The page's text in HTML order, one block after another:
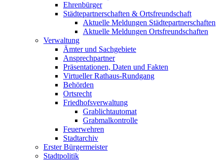
Ehrenbürger
Städtepartnerschaften & Ortsfreundschaft
Aktuelle Meldungen Städtepartnerschaften
Aktuelle Meldungen Ortsfreundschaften
Verwaltung
Ämter und Sachgebiete
Ansprechpartner
Präsentationen, Daten und Fakten
Virtueller Rathaus-Rundgang
Behörden
Ortsrecht
Friedhofsverwaltung
Grablichtautomat
Grabmalkontrolle
Feuerwehren
Stadtarchiv
Erster Bürgermeister
Stadtpolitik